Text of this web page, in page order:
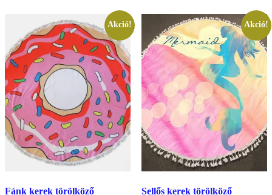
Akció!
Fánk kerek törölköző
Akció!
Sellős kerek törölköző